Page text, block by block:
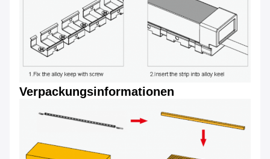
Verpackungsinformationen